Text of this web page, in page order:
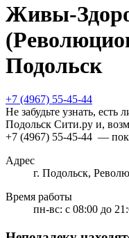
Живы-
Подольск
+7 (4967) 55-45-44
Не забудьте узнать, есть
Подольск Сити.ру и,
+7 (4967) 55-45-44 —
Адрес
г. Подольск,
Время работы
пн-вс: с 08:00 до